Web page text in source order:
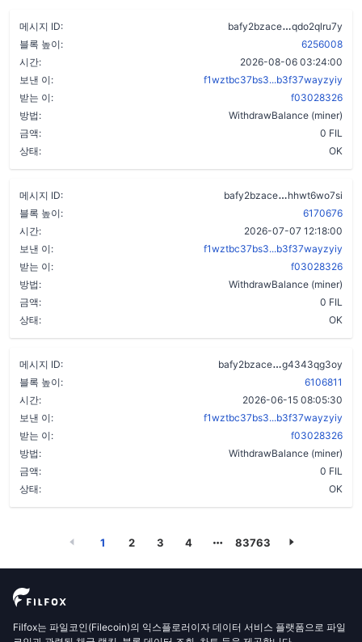
메시지 ID: bafy2bzace
qdo2qlru7y
블록 높이:
6256008
시간:
2026-08-06 03:24:00
보낸 이:
f1wztbc37bs3...b3f37wayzyiy
받는 이:
f03028326
방법:
WithdrawBalance (miner)
금액:
0 FIL
상태:
OK
메시지 ID: bafy2bzace
hhwt6wo7si
블록 높이:
6170676
시간:
2026-07-07 12:18:00
보낸 이:
f1wztbc37bs3...b3f37wayzyiy
받는 이:
f03028326
방법:
WithdrawBalance (miner)
금액:
0 FIL
상태:
OK
메시지 ID: bafy2bzace
g4343qg3oy
블록 높이:
6106811
시간:
2026-06-15 08:05:30
보낸 이:
f1wztbc37bs3...b3f37wayzyiy
받는 이:
f03028326
방법:
WithdrawBalance (miner)
금액:
0 FIL
상태:
OK
1 2 3 4 83763
Filfox는 파일코인(Filecoin)의 익스플로러이자 데이터 서비스 플랫폼으로 파일